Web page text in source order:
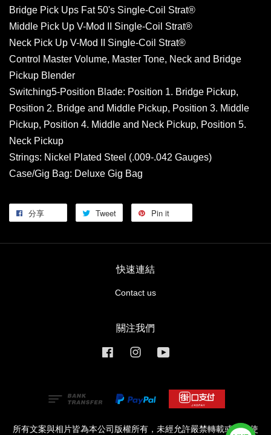
Bridge Pick Ups Fat 50's Single-Coil Strat®
Middle Pick Up V-Mod II Single-Coil Strat®
Neck Pick Up V-Mod II Single-Coil Strat®
Control Master Volume, Master Tone, Neck and Bridge
Pickup Blender
Switching5-Position Blade: Position 1. Bridge Pickup,
Position 2. Bridge and Middle Pickup, Position 3. Middle
Pickup, Position 4. Middle and Neck Pickup, Position 5.
Neck Pickup
Strings: Nickel Plated Steel (.009-.042 Gauges)
Case/Gig Bag: Deluxe Gig Bag
分享 Tweet Pin it
快速連結
Contact us
關注我們
FacebookInstagram
所有文案與相片皆為本公司版權所有，未經允許嚴禁轉載或商業使